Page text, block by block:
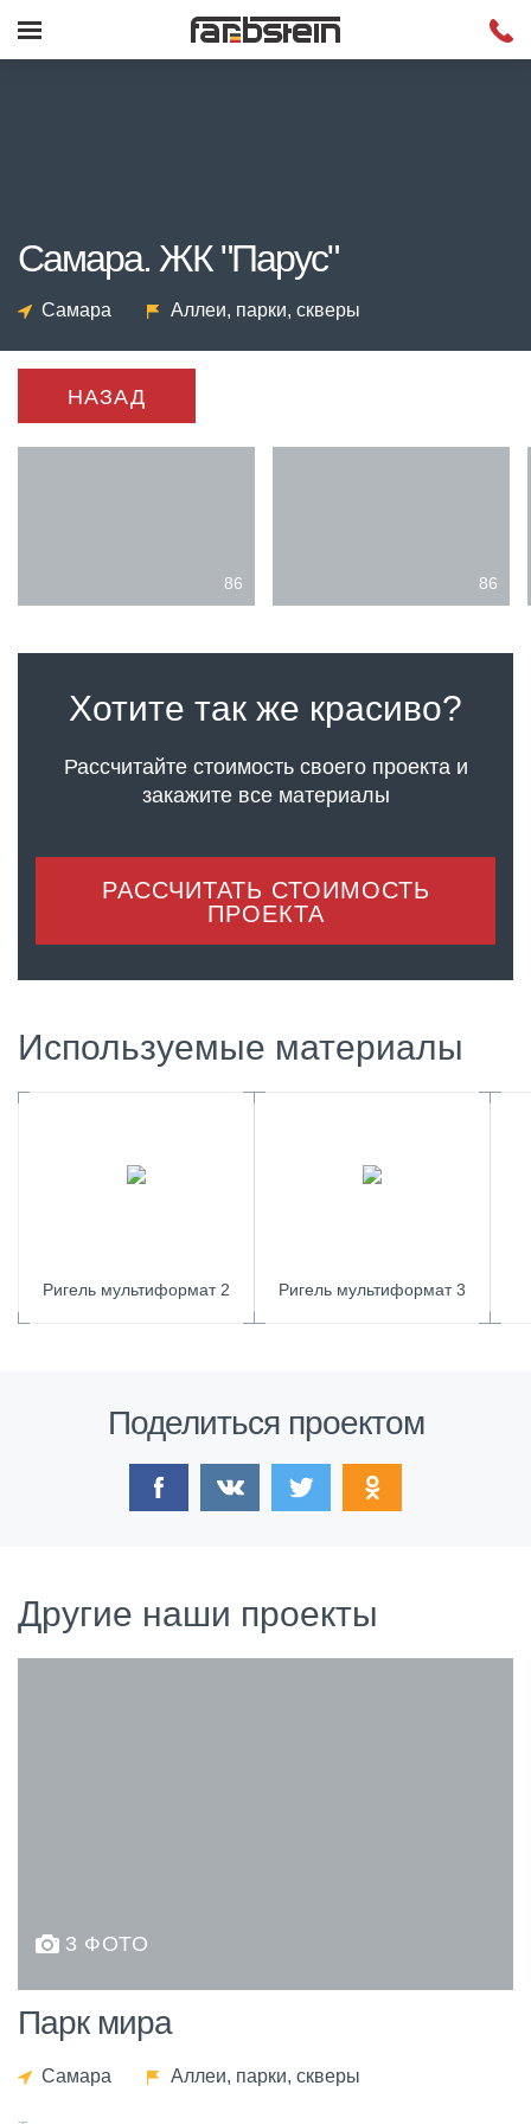
Самара. ЖК "Парус"
Самара Аллеи, парки, скверы
НАЗАД
86 86
Хотите так же красиво?
Рассчитайте стоимость своего проектаи
закажите все материалы
РАССЧИТАТЬ СТОИМОСТЬ
ПРОЕКТА
Используемые материалы
Ригель мультиформат 2 Ригель мультиформат 3
Поделиться проектом
Другие наши проекты
3 ФОТО
Парк мира
Самара Аллеи, парки, скверы